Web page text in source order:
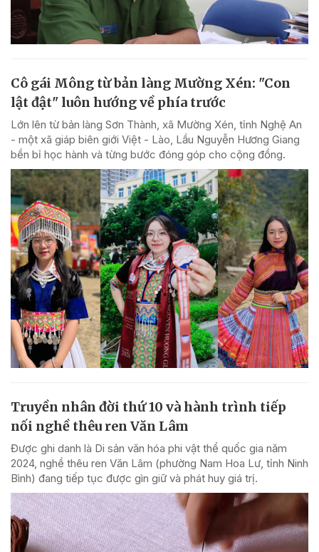
Cô gái Mông từ bản làng Mường Xén: "Con
lật đật" luôn hướng về phía trước
Lớn lên từ bản làng Sơn Thành, xã Mường Xén, tỉnh Nghệ An
- một xã giáp biên giới Việt - Lào, Lầu Nguyễn Hương Giang
bền bỉ học hành và từng bước đóng góp cho cộng đồng.
Truyền nhân đời thứ 10 và hành trình tiếp
nối nghề thêu ren Văn Lâm
Được ghi danh là Di sản văn hóa phi vật thể quốc gia năm
2024, nghề thêu ren Văn Lâm (phường Nam Hoa Lư, tỉnh Ninh
Bình) đang tiếp tục được gìn giữ và phát huy giá trị.